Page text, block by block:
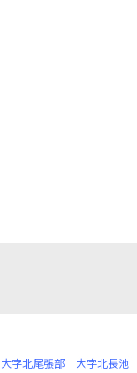
大字北尾張部 大字北長池